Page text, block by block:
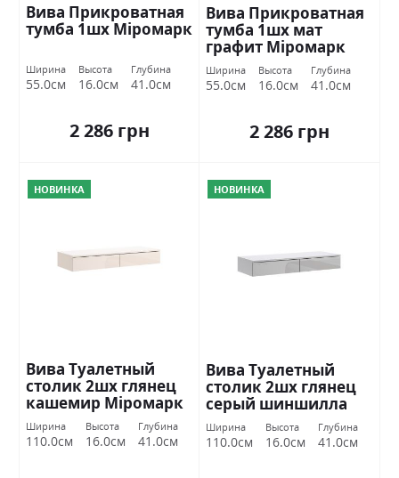
Вива Прикроватная
тумба 1шх Міромарк
Ширина
55.0см
Высота
16.0см
Глубина
41.0см
2 286 грн
Вива Прикроватная
тумба 1шх мат
графит Міромарк
Ширина
55.0см
Высота
16.0см
Глубина
41.0см
2 286 грн
НОВИНКА
Вива Туалетный
столик 2шх глянец
кашемир Міромарк
Ширина
110.0см
Высота
16.0см
Глубина
41.0см
НОВИНКА
Вива Туалетный
столик 2шх глянец
серый шиншилла
Міромарк
Ширина
110.0см
Высота
16.0см
Глубина
41.0см